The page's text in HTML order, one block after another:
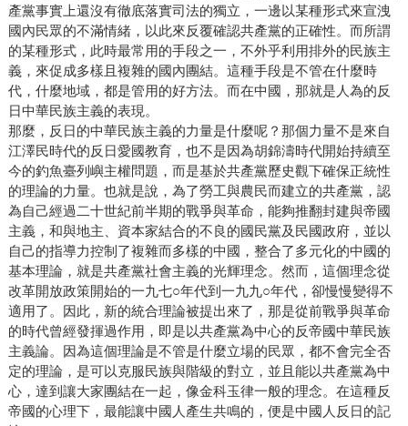
產黨事實上還沒有徹底落實司法的獨立，一邊以某種形式來宣洩
國內民眾的不滿情緒，以此來反覆確認共產黨的正確性。而所謂
的某種形式，此時最常用的手段之一，不外乎利用排外的民族主
義，來促成多樣且複雜的國內團結。這種手段是不管在什麼時
代，什麼地域，都是管用的好方法。而在中國，那就是人為的反
日中華民族主義的表現。
那麼，反日的中華民族主義的力量是什麼呢？那個力量不是來自
江澤民時代的反日愛國教育，也不是因為胡錦濤時代開始持續至
今的釣魚臺列嶼主權問題，而是基於共產黨歷史觀下確保正統性
的理論的力量。也就是說，為了勞工與農民而建立的共產黨，認
為自己經過二十世紀前半期的戰爭與革命，能夠推翻封建與帝國
主義，和與地主、資本家結合的不良的國民黨及民國政府，並以
自己的指導力控制了複雜而多樣的中國，整合了多元化的中國的
基本理論，就是共產黨社會主義的光輝理念。然而，這個理念從
改革開放政策開始的一九七○年代到一九九○年代，卻慢慢變得不
適用了。因此，新的統合理論被提出來了，那是從前戰爭與革命
的時代曾經發揮過作用，即是以共產黨為中心的反帝國中華民族
主義論。因為這個理論是不管是什麼立場的民眾，都不會完全否
定的理論，是可以克服民族與階級的對立，並且能以共產黨為中
心，達到讓大家團結在一起，像金科玉律一般的理念。在這種反
帝國的心理下，最能讓中國人產生共鳴的，便是中國人反日的記